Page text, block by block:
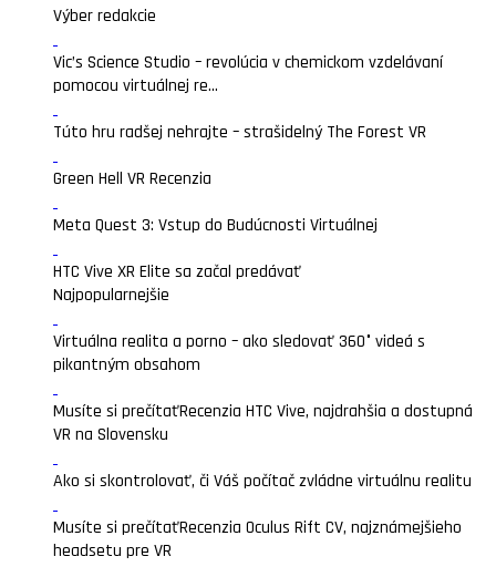
Výber redakcie
Vic’s Science Studio – revolúcia v chemickom vzdelávaní
pomocou virtuálnej re...
Túto hru radšej nehrajte – strašidelný The Forest VR
Green Hell VR Recenzia
Meta Quest 3: Vstup do Budúcnosti Virtuálnej
HTC Vive XR Elite sa začal predávať
Najpopularnejšie
Virtuálna realita a porno – ako sledovať 360° videá s
pikantným obsahom
Musíte si prečítaťRecenzia HTC Vive, najdrahšia a dostupná
VR na Slovensku
Ako si skontrolovať, či Váš počítač zvládne virtuálnu realitu
Musíte si prečítaťRecenzia Oculus Rift CV, najznámejšieho
headsetu pre VR